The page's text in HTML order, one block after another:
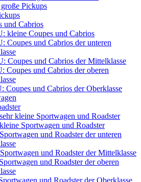
Pickups
und Cabrios
kleine Coupes und Cabrios
Coupes und Cabrios der unteren
Coupes und Cabrios der Mittelklasse
Coupes und Cabrios der oberen
Coupes und Cabrios der Oberklasse
kleine Sportwagen und Roadster
Sportwagen und Roadster
und Roadster der unteren
und Roadster der Mittelklasse
und Roadster der oberen
und Roadster der Oberklasse